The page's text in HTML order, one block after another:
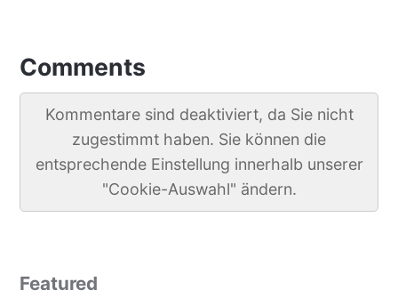
Comments
Kommentare sind deaktiviert, da Sie nicht
zugestimmt haben. Sie können die
entsprechende Einstellung innerhalb unserer
"Cookie-Auswahl" ändern.
Featured